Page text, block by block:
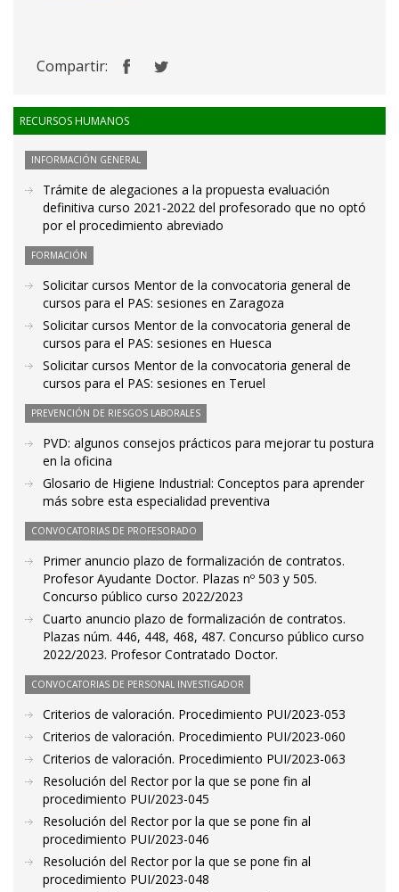
Compartir:
RECURSOS HUMANOS
INFORMACIÓN GENERAL
Trámite de alegaciones a la propuesta evaluación
definitiva curso 2021-2022 del profesorado que no optó
por el procedimiento abreviado
FORMACIÓN
Solicitar cursos Mentor de la convocatoria general de
cursos para el PAS: sesiones en Zaragoza
Solicitar cursos Mentor de la convocatoria general de
cursos para el PAS: sesiones en Huesca
Solicitar cursos Mentor de la convocatoria general de
cursos para el PAS: sesiones en Teruel
PREVENCIÓN DE RIESGOS LABORALES
PVD: algunos consejos prácticos para mejorar tu postura
en la oficina
Glosario de Higiene Industrial: Conceptos para aprender
más sobre esta especialidad preventiva
CONVOCATORIAS DE PROFESORADO
Primer anuncio plazo de formalización de contratos.
Profesor Ayudante Doctor. Plazas nº 503 y 505.
Concurso público curso 2022/2023
Cuarto anuncio plazo de formalización de contratos.
Plazas núm. 446, 448, 468, 487. Concurso público curso
2022/2023. Profesor Contratado Doctor.
CONVOCATORIAS DE PERSONAL INVESTIGADOR
Criterios de valoración. Procedimiento PUI/2023-053
Criterios de valoración. Procedimiento PUI/2023-060
Criterios de valoración. Procedimiento PUI/2023-063
Resolución del Rector por la que se pone fin al
procedimiento PUI/2023-045
Resolución del Rector por la que se pone fin al
procedimiento PUI/2023-046
Resolución del Rector por la que se pone fin al
procedimiento PUI/2023-048